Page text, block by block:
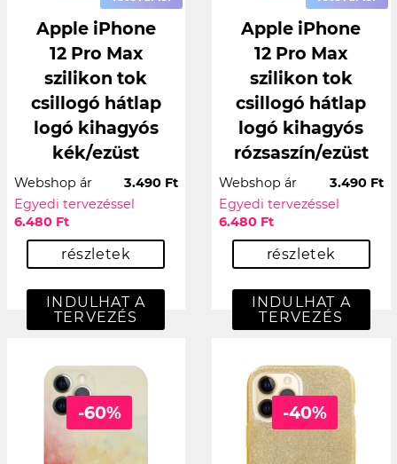
Apple iPhone
12 Pro Max
szilikon tok
csillogó hátlap
logó kihagyós
kék/ezüst
Webshop ár
3.490 Ft
Egyedi tervezéssel
6.480 Ft
részletek
INDULHAT A
TERVEZÉS
Apple iPhone
12 Pro Max
szilikon tok
csillogó hátlap
logó kihagyós
rózsaszín/ezüst
Webshop ár
3.490 Ft
Egyedi tervezéssel
6.480 Ft
részletek
INDULHAT A
TERVEZÉS
-60% -40%